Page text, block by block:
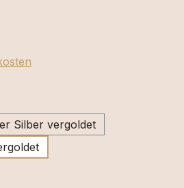
Silber vergoldet